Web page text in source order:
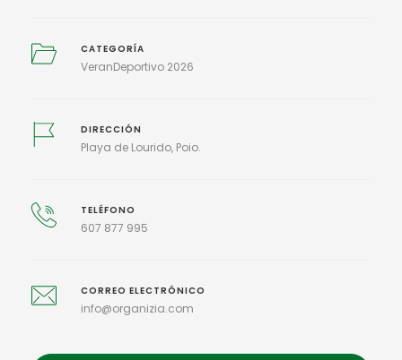
CATEGORÍA
VeranDeportivo 2026
DIRECCIÓN
Playa de Lourido, Poio.
TELÉFONO
607 877 995
CORREO ELECTRÓNICO
info@organizia.com